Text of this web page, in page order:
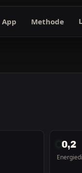
App Methode
0,2